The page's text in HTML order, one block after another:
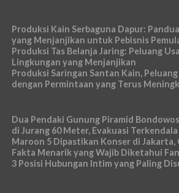
Produksi Kain Serbaguna Dapur:
yang Menjanjikan untuk Pebisnis
Produksi Tas Belanja Jaring: Peluang
Lingkungan yang Menjanjikan
Produksi Saringan Santan Kain,
dengan Permintaan yang Terus
Dua Pendaki Gunung Piramid
di Jurang 60 Meter, Evakuasi
Maroon 5 Dipastikan Konser di Jakarta,
Fakta Menarik yang Wajib Diketahui
3 Posisi Hubungan Intim yang Paling